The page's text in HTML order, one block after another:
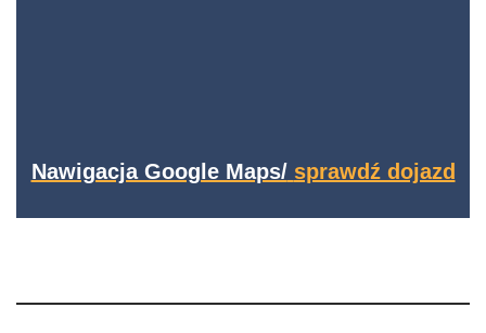
Nawigacja Google Maps/ sprawdź dojazd